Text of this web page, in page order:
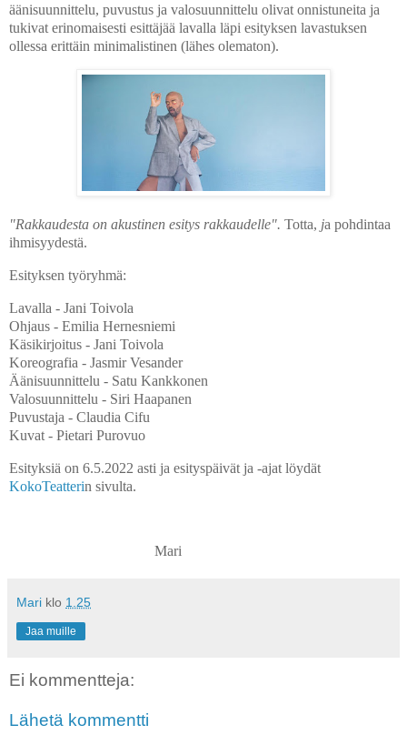
äänisuunnittelu, puvustus ja valosuunnittelu olivat onnistuneita ja
tukivat erinomaisesti esittäjää lavalla läpi esityksen lavastuksen
ollessa erittäin minimalistinen (lähes olematon).
"Rakkaudesta on akustinen esitys rakkaudelle". Totta, ja pohdintaa
ihmisyydestä.
Esityksen työryhmä:
Lavalla - Jani Toivola
Ohjaus - Emilia Hernesniemi
Käsikirjoitus - Jani Toivola
Koreografia - Jasmir Vesander
Äänisuunnittelu - Satu Kankkonen
Valosuunnittelu - Siri Haapanen
Puvustaja - Claudia Cifu
Kuvat - Pietari Purovuo
Esityksiä on 6.5.2022 asti ja esityspäivät ja -ajat löydät
KokoTeatterin sivulta.
Mari
Mari klo 1.25
Jaa muille
Ei kommentteja:
Lähetä kommentti